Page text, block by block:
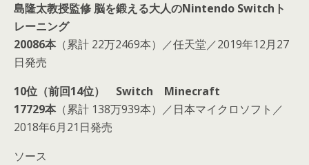
島隆太教授監修 脳を鍛える大人のNintendo Switchト
レーニング
20086本（累計 22万2469本）／任天堂／2019年12月27
日発売
10位（前回14位） Switch Minecraft
17729本（累計 138万939本）／日本マイクロソフト／
2018年6月21日発売
ソース